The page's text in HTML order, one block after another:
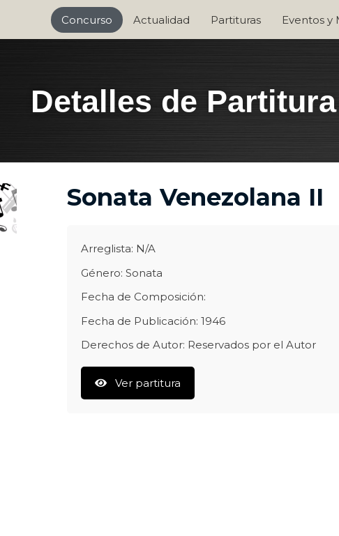
Concurso Actualidad Partituras Eventos y
Detalles de Partitura
Sonata Venezolana II
Arreglista: N/A
Género: Sonata
Fecha de Composición:
Fecha de Publicación: 1946
Derechos de Autor: Reservados por el Autor
Ver partitura